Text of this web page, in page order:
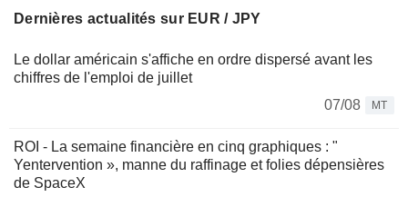
Dernières actualités sur EUR / JPY
Le dollar américain s'affiche en ordre dispersé avant les
chiffres de l'emploi de juillet
07/08
MT
ROI - La semaine financière en cinq graphiques : "
Yentervention », manne du raffinage et folies dépensières
de SpaceX